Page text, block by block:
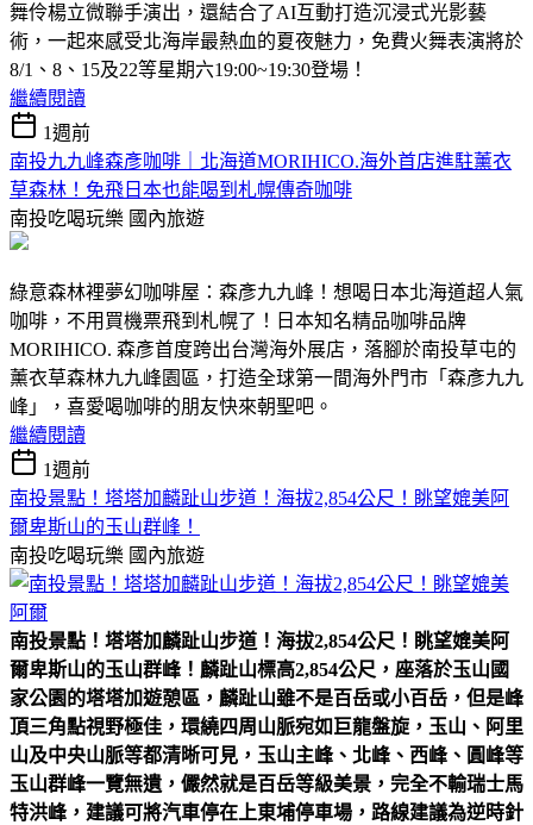
舞伶楊立微聯手演出，還結合了AI互動打造沉浸式光影藝
術，一起來感受北海岸最熱血的夏夜魅力，免費火舞表演將於
8/1、8、15及22等星期六19:00~19:30登場！
繼續閱讀
1週前
南投九九峰森彥咖啡｜北海道MORIHICO.海外首店進駐薰衣
草森林！免飛日本也能喝到札幌傳奇咖啡
南投吃喝玩樂 國內旅遊
綠意森林裡夢幻咖啡屋：森彥九九峰！想喝日本北海道超人氣
咖啡，不用買機票飛到札幌了！日本知名精品咖啡品牌
MORIHICO. 森彥首度跨出台灣海外展店，落腳於南投草屯的
薰衣草森林九九峰園區，打造全球第一間海外門市「森彥九九
峰」，喜愛喝咖啡的朋友快來朝聖吧。
繼續閱讀
1週前
南投景點！塔塔加麟趾山步道！海拔2,854公尺！眺望媲美阿
爾卑斯山的玉山群峰！
南投吃喝玩樂 國內旅遊
南投景點！塔塔加麟趾山步道！海拔2,854公尺！眺望媲美阿
爾卑斯山的玉山群峰！ 麟趾山標高2,854公尺，座落於玉山國
家公園的塔塔加遊憩區，麟趾山雖不是百岳或小百岳，但是峰
頂三角點視野極佳，環繞四周山脈宛如巨龍盤旋，玉山、阿里
山及中央山脈等都清晰可見，玉山主峰、北峰、西峰、圓峰等
玉山群峰一覽無遺，儼然就是百岳等級美景，完全不輸瑞士馬
特洪峰，建議可將汽車停在上東埔停車場，路線建議為逆時針